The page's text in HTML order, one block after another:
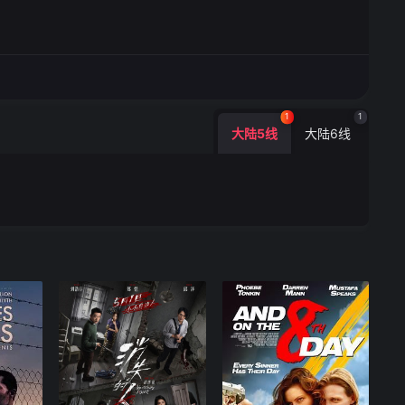
大陆5线
1
大陆6线
1